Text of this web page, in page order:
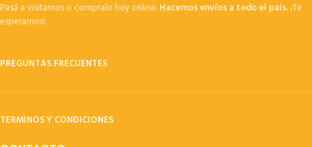
Pasá a visitarnos o compralo hoy online.Hacemos envíos a todo el país.¡Te
esperamos!
PREGUNTAS FRECUENTES
TERMINOS Y CONDICIONES